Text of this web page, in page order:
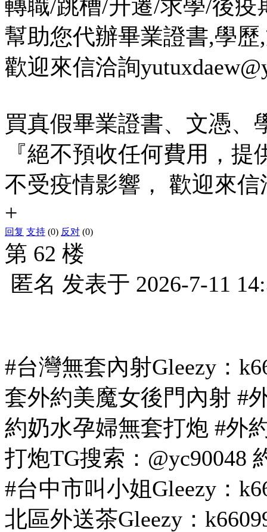
轉職/跳槽/升遷/求學/後疫
幫助您代辦畢業證書,學歷
歡迎來信洽詢
買真假畢業證書、文憑、
『絕不預收任何費用，
不受疫情影響， 歡迎來信
+
回复 支持 (0) 反对 (0)
第 62 楼
匿名 发表于 2026-7-11
#台灣無套內射Gleezy：
套外約美魔女後門內射 #
約奶水孕婦無套打炮 #外
打炮TG搜索：@yc90048
#台中市叫小姐Gleezy：
北區外送茶Gleezy：